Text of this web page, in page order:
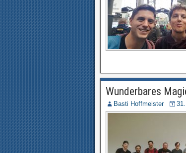
Wunderbares
Basti Hoffmeister